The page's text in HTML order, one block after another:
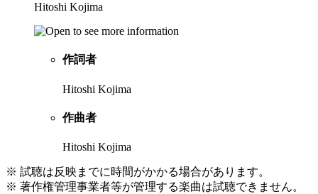
Hitoshi Kojima
作詞者
Hitoshi Kojima
作曲者
Hitoshi Kojima
※ 試聴は反映までに時間がかかる場合があります。
※ 著作権管理事業者等が管理する楽曲は試聴できません。